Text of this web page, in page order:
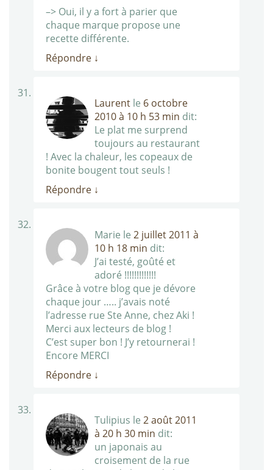
–> Oui, il y a fort à parier que
chaque marque propose une
recette différente.
Répondre ↓
Laurent le 6 octobre
2010 à 10 h 53 min dit:
Le plat me surprend
toujours au restaurant
! Avec la chaleur, les copeaux de
bonite bougent tout seuls !
Répondre ↓
Marie le 2 juillet 2011 à
10 h 18 min dit:
J’ai testé, goûté et
adoré !!!!!!!!!!!!!
Grâce à votre blog que je dévore
chaque jour ….. j’avais noté
l’adresse rue Ste Anne, chez Aki !
Merci aux lecteurs de blog !
C’est super bon ! J’y retournerai !
Encore MERCI
Répondre ↓
Tulipius le 2 août 2011
à 20 h 30 min dit:
un japonais au
croisement de la rue